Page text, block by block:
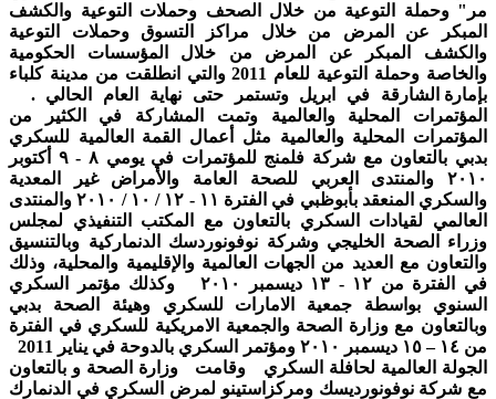
مر" وحملة التوعية من خلال الصحف وحملات التوعية والكشف
المبكر عن المرض من خلال مراكز التسوق وحملات التوعية
والكشف المبكر عن المرض من خلال المؤسسات الحكومية
والخاصة وحملة التوعية للعام 2011 والتي انطلقت من مدينة كلباء
بإمارة الشارقة في ابريل وتستمر حتى نهاية العام الحالي .
المؤتمرات المحلية والعالمية وتمت المشاركة في الكثير من
المؤتمرات المحلية والعالمية مثل أعمال القمة العالمية للسكري
بدبي بالتعاون مع شركة فلمنج للمؤتمرات في يومي ٨ - ٩ أكتوبر
٢٠١٠ والمنتدى العربي للصحة العامة والأمراض غير المعدية
والسكري المنعقد بأبوظبي في الفترة ١١ - ١٢ / ١٠ / ٢٠١٠ والمنتدى
العالمي لقيادات السكري بالتعاون مع المكتب التنفيذي لمجلس
وزراء الصحة الخليجي وشركة نوفونوردسك الدنماركية وبالتنسيق
والتعاون مع العديد من الجهات العالمية والإقليمية والمحلية، وذلك
في الفترة من ١٢ - ١٣ ديسمبر ٢٠١٠ وكذلك مؤتمر السكري
السنوي بواسطة جمعية الامارات للسكري وهيئة الصحة بدبي
وبالتعاون مع وزارة الصحة والجمعية الامريكية للسكري في الفترة
من ١٤ – ١٥ ديسمبر ٢٠١٠ ومؤتمر السكري بالدوحة في يناير 2011
الجولة العالمية لحافلة السكري وقامت وزارة الصحة و بالتعاون
مع شركة نوفونورديسك ومركزاستينو لمرض السكري في الدنمارك